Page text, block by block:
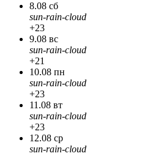
8.08 сб
sun-rain-cloud
+23
9.08 вс
sun-rain-cloud
+21
10.08 пн
sun-rain-cloud
+23
11.08 вт
sun-rain-cloud
+23
12.08 ср
sun-rain-cloud